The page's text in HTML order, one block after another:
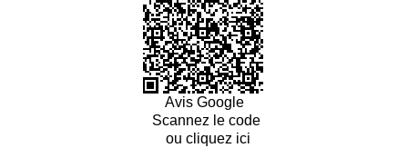
Avis Google
Scannez le code
ou cliquez ici